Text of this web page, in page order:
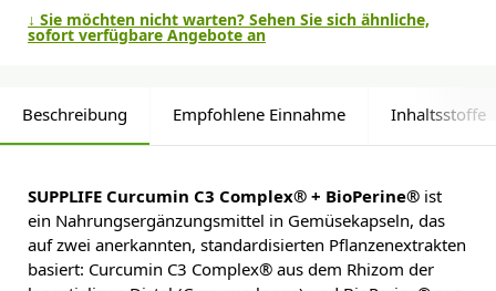
↓ Sie möchten nicht warten? Sehen Sie sich ähnliche,
sofort verfügbare Angebote an
Beschreibung Empfohlene Einnahme Inhaltsstoffe
SUPPLIFE Curcumin C3 Complex® + BioPerine® ist
ein Nahrungsergänzungsmittel in Gemüsekapseln, das
auf zwei anerkannten, standardisierten Pflanzenextrakten
basiert: Curcumin C3 Complex® aus dem Rhizom der